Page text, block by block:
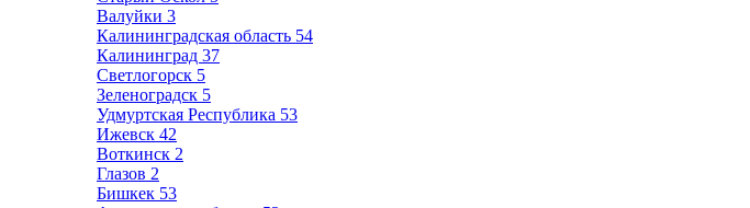
Валуйки 3
Калининградская область 54
Калининград 37
Светлогорск 5
Зеленоградск 5
Удмуртская Республика 53
Ижевск 42
Воткинск 2
Глазов 2
Бишкек 53